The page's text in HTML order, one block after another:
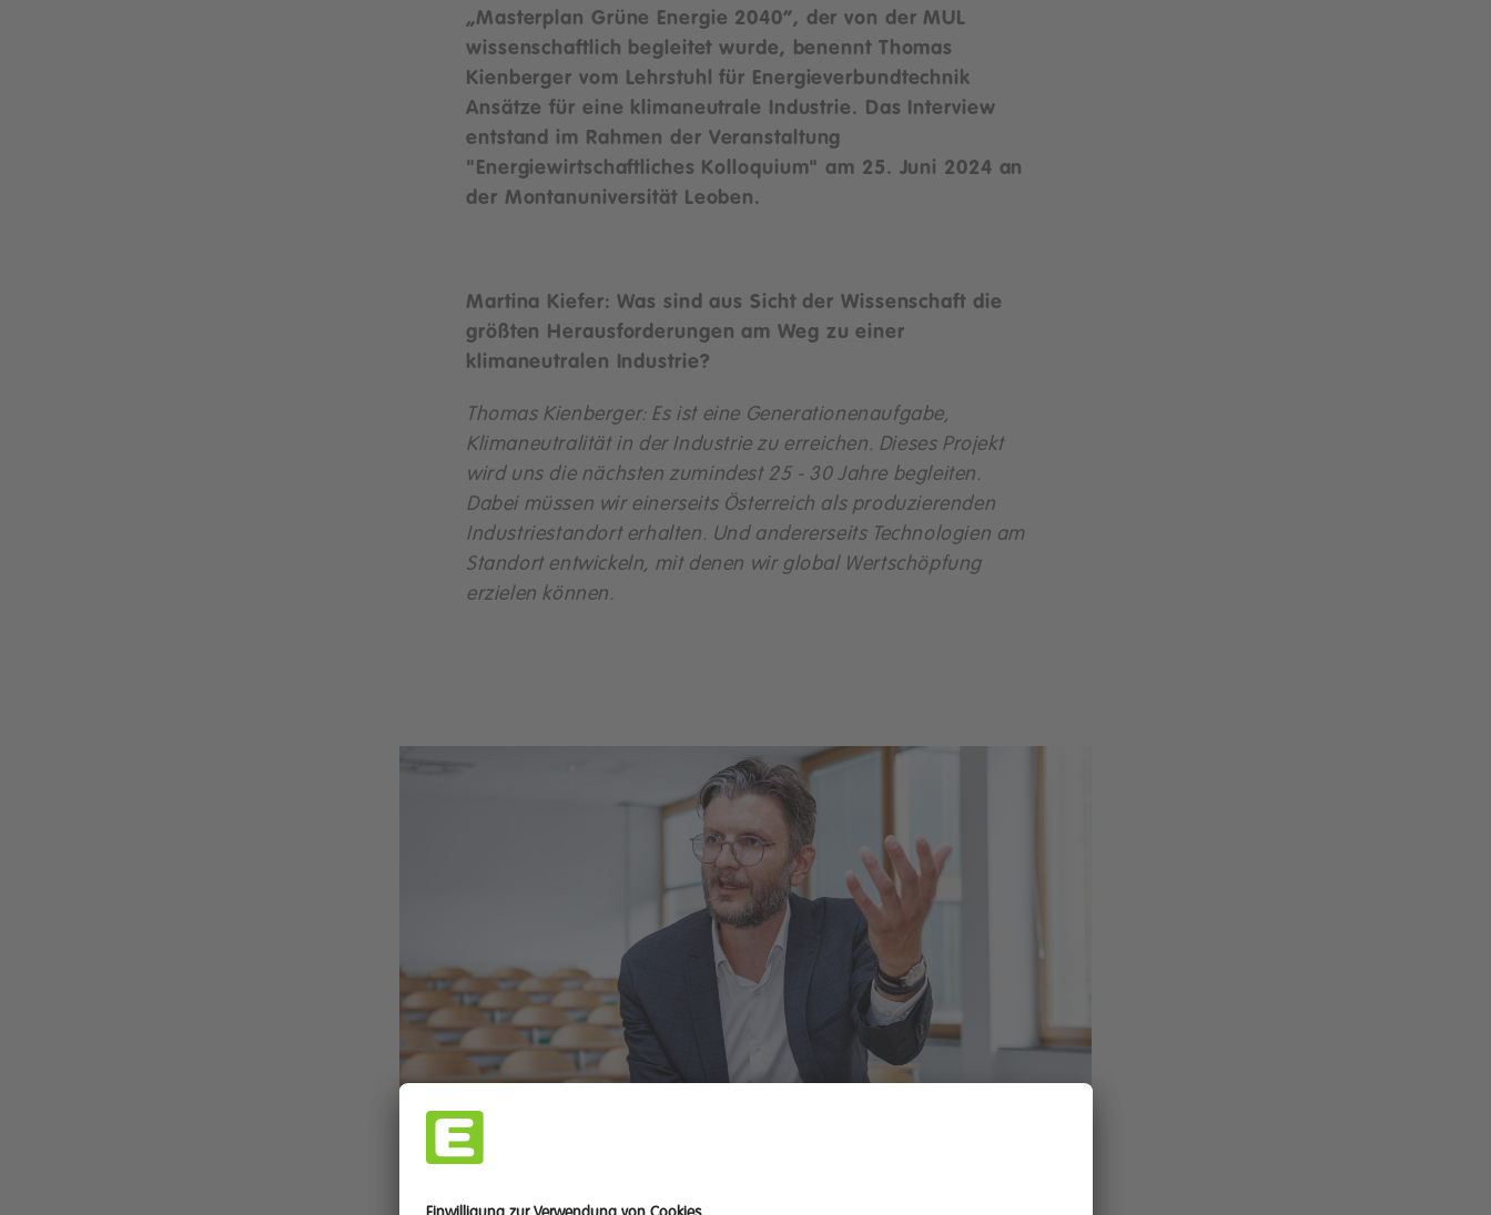
„Masterplan Grüne Energie 2040“, der von der MUL
wissenschaftlich begleitet wurde, benennt Thomas
Kienberger vom Lehrstuhl für Energieverbundtechnik
Ansätze für eine klimaneutrale Industrie. Das Interview
entstand im Rahmen der Veranstaltung
"Energiewirtschaftliches Kolloquium" am 25. Juni 2024 an
der Montanuniversität Leoben.
Martina Kiefer: Was sind aus Sicht der Wissenschaft die
größten Herausforderungen am Weg zu einer
klimaneutralen Industrie?
Thomas Kienberger: Es ist eine Generationenaufgabe,
Klimaneutralität in der Industrie zu erreichen. Dieses Projekt
wird uns die nächsten zumindest 25 - 30 Jahre begleiten.
Dabei müssen wir einerseits Österreich als produzierenden
Industriestandort erhalten. Und andererseits Technologien am
Standort entwickeln, mit denen wir global Wertschöpfung
erzielen können.